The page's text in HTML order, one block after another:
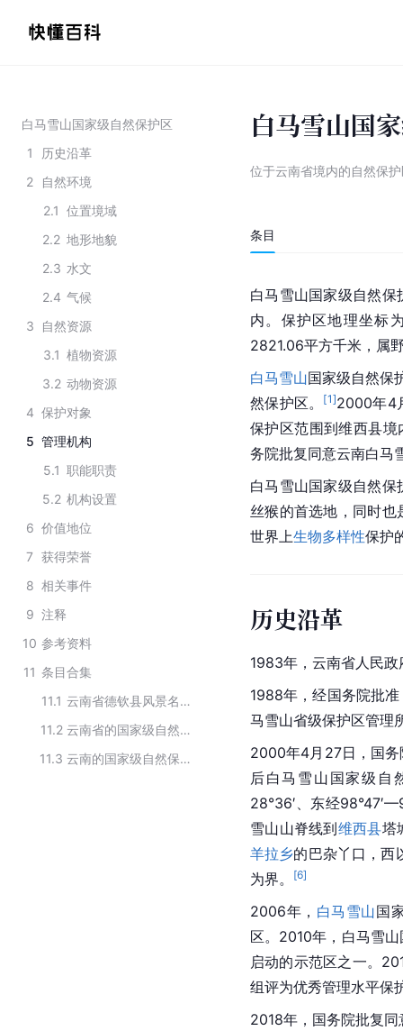
白马雪山国家级自然保护区
1
历史沿革
2
自然环境
2.1 位置境域
2.2 地形地貌
2.3 水文
2.4 气候
3
自然资源
3.1 植物资源
3.2 动物资源
4 保护对象
5 管理机构
5.1 职能职责
5.2 机构设置
6 价值地位
7 获得荣誉
8 相关事件
9 注释
10 参考资料
11 条目合集
11.1
云南省德钦县风景名胜区
11.2
云南省的国家级自然保护区
11.3
云南的国家级自然保护区
白马雪山国
位于云南省境内的自然保
条目
白马雪山国家级自然
内。保护区地理坐标
2821.06平方千米，属
白马雪山国家级自然保
然保护区。
[1]2000年4
保护区范围到维西县
务院批复同意云南白马
白马雪山国家级自然
丝猴的首选地，同时也
世界上生物多样性保护
历史沿革
1983年，云南省人民
1988年，经国务院批
马雪山省级保护区管理
2000年4月27日，国务
后白马雪山国家级自
28°36′、东经
雪山山脊线到维西县塔
羊拉乡的巴杂丫口，西
为界。
[6]
2006年， 白马雪山国
区。2010年，白马雪
启动的示范区之一。
组评为优秀管理水平保
2018年，国务院批复